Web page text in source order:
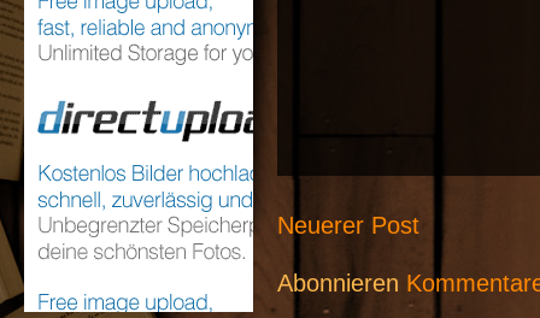
Neuerer Post
Abonnieren